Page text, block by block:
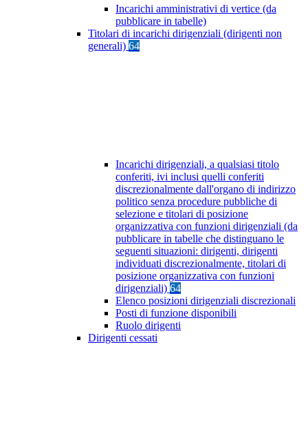
Incarichi amministrativi di vertice (da
pubblicare in tabelle)
Titolari di incarichi dirigenziali (dirigenti non
generali) 64
Incarichi dirigenziali, a qualsiasi titolo
conferiti, ivi inclusi quelli conferiti
discrezionalmente dall'organo di indirizzo
politico senza procedure pubbliche di
selezione e titolari di posizione
organizzativa con funzioni dirigenziali (da
pubblicare in tabelle che distinguano le
seguenti situazioni: dirigenti, dirigenti
individuati discrezionalmente, titolari di
posizione organizzativa con funzioni
dirigenziali) 64
Elenco posizioni dirigenziali discrezionali
Posti di funzione disponibili
Ruolo dirigenti
Dirigenti cessati